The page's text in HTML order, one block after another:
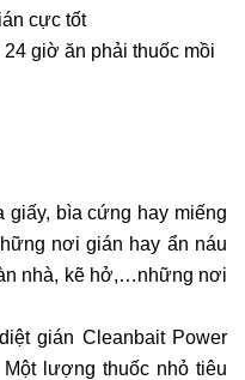
cực tốt
giờ ăn phải thuốc mồi
giấy, bìa cứng hay miếng
nơi gián hay ẩn náu
nhà, kẽ hở,…những nơi
gián Cleanbait Power
lượng thuốc nhỏ tiêu